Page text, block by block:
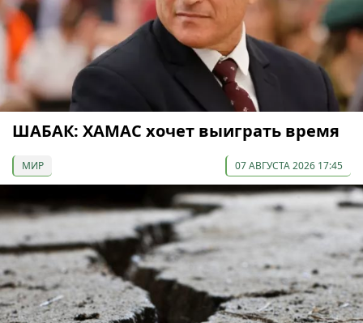
ШАБАК: ХАМАС хочет выиграть время
МИР 07 АВГУСТА 2026 17:45